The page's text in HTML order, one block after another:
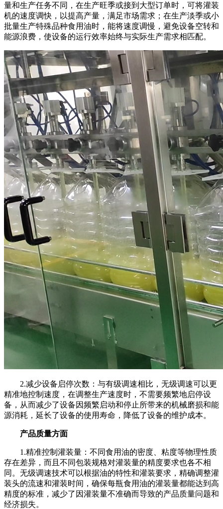
量和生产任务不同，在生产旺季或接到大型订单时，可将灌装
机的速度调快，以提高产量，满足市场需求；在生产淡季或小
批量生产特殊品种食用油时，能将速度调慢，避免设备空转和
能源浪费，使设备的运行效率始终与实际生产需求相匹配。
2.减少设备启停次数：与有级调速相比，无级调速可以更
精准地控制速度，在调整生产速度时，不需要频繁地启停设
备，从而减少了设备因频繁启动和停止所带来的机械磨损和能
源消耗，延长了设备的使用寿命，降低了设备的维护成本。
产品质量方面
1.精准控制灌装量：不同食用油的密度、粘度等物理性质
存在差异，而且不同包装规格对灌装量的精度要求也各不相
同。无级调速技术可以根据油的特性和灌装要求，精确调整灌
装头的流速和灌装时间，确保每瓶食用油的灌装量都能达到高
精度的标准，减少了因灌装量不准确而导致的产品质量问题和
经济损失。